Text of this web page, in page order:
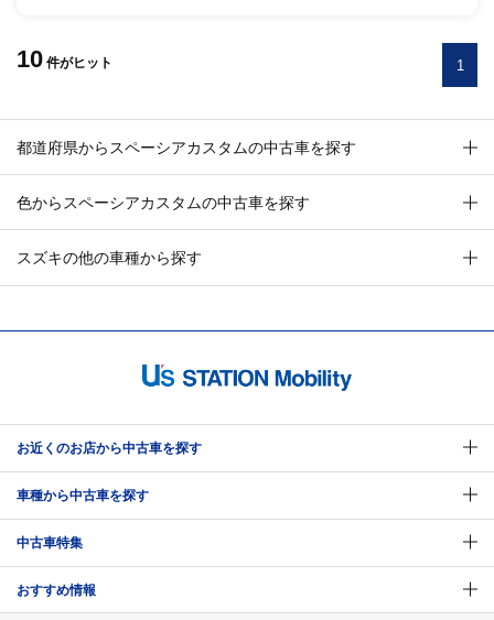
10 件がヒット 1
都道府県からスペーシアカスタムの中古車を探す
色からスペーシアカスタムの中古車を探す
スズキの他の車種から探す
お近くのお店から中古車を探す
車種から中古車を探す
中古車特集
おすすめ情報